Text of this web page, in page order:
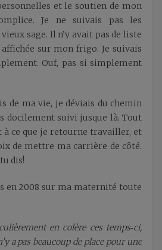
et le soutien de mon
Je ne suivais pas les
sage. Il n’y avait pas de liste
sur mon frigo. Je suivais
Ouf, pas si simplement
de ma vie, je déviais du chemin
docilement suivi jusque là. Tout
à ce que je retourne travailler, et
de mettre ma carrière de côté.
dis!
en 2008 sur ma maternité toute
en colère ces temps‑ci,
a pas beaucoup de place pour une